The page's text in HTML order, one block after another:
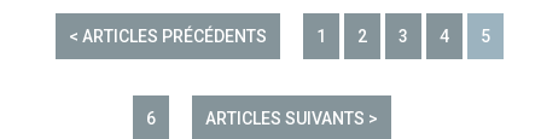
< ARTICLES PRÉCÉDENTS 1 2 3 4 5
6 ARTICLES SUIVANTS >